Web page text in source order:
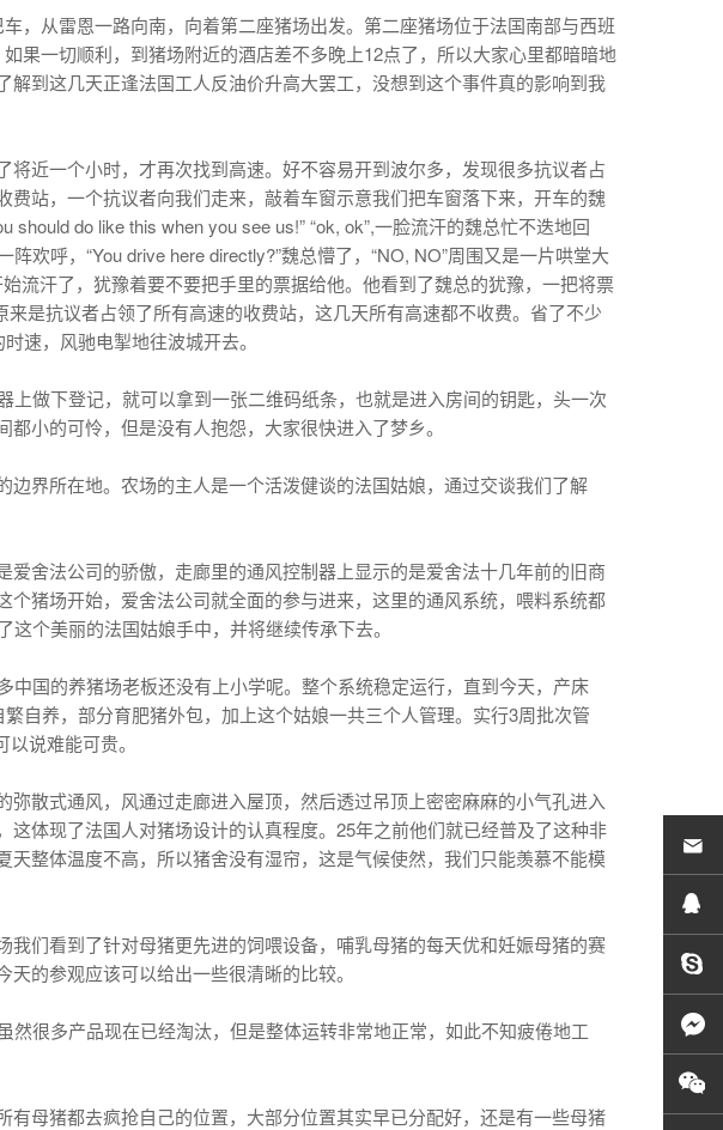
，从雷恩一路向南，向着第二座猪场出发。第二座猪场位于法国南部与西班
果一切顺利，到猪场附近的酒店差不多晚上12点了，所以大家心里都暗暗地
到这几天正逢法国工人反油价升高大罢工，没想到这个事件真的影响到我
近一个小时，才再次找到高速。好不容易开到波尔多，发现很多抗议者占
站，一个抗议者向我们走来，敲着车窗示意我们把车窗落下来，开车的魏
do like this when you see us!” “ok, ok”,一脸流汗的魏总忙不迭地回
欢呼，“You drive here directly?”魏总懵了，“NO, NO”周围又是一片哄堂大
流汗了，犹豫着要不要把手里的票据给他。他看到了魏总的犹豫，一把将票
来是抗议者占领了所有高速的收费站，这几天所有高速都不收费。省了不少
速，风驰电掣地往波城开去。
做下登记，就可以拿到一张二维码纸条，也就是进入房间的钥匙，头一次
小的可怜，但是没有人抱怨，大家很快进入了梦乡。
界所在地。农场的主人是一个活泼健谈的法国姑娘，通过交谈我们了解
舍法公司的骄傲，走廊里的通风控制器上显示的是爱舍法十几年前的旧商
猪场开始，爱舍法公司就全面的参与进来，这里的通风系统，喂料系统都
个美丽的法国姑娘手中，并将继续传承下去。
国的养猪场老板还没有上小学呢。整个系统稳定运行，直到今天，产床
自养，部分育肥猪外包，加上这个姑娘一共三个人管理。实行3周批次管
说难能可贵。
散式通风，风通过走廊进入屋顶，然后透过吊顶上密密麻麻的小气孔进入
体现了法国人对猪场设计的认真程度。25年之前他们就已经普及了这种非
整体温度不高，所以猪舍没有湿帘，这是气候使然，我们只能羡慕不能模
们看到了针对母猪更先进的饲喂设备，哺乳母猪的每天优和妊娠母猪的赛
的参观应该可以给出一些很清晰的比较。
很多产品现在已经淘汰，但是整体运转非常地正常，如此不知疲倦地工
母猪都去疯抢自己的位置，大部分位置其实早已分配好，还是有一些母猪